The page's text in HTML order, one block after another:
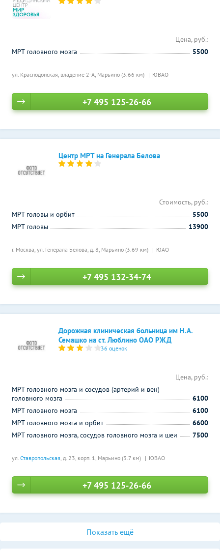
ул. Краснодонская, владение 2-А, Марьино (3.66 км) ЮВАО
Цена, руб.:
МРТ головного мозга
5500
+7 495 125-26-66
Центр МРТ на Генерала Белова
г. Москва, ул. Генерала Белова, д. 8, Марьино (3.69 км) ЮАО
Стоимость, руб.:
МРТ головы и орбит
5500
МРТ головы
13900
+7 495 132-34-74
Дорожная клиническая больница им Н.А.
Семашко на ст. Люблино ОАО РЖД
36 оценок
ул. Ставропольская, д. 23, корп. 1, Марьино (3.7 км) ЮВАО
Цена, руб.:
МРТ головного мозга и сосудов (артерий и вен)
головного мозга
6100
МРТ головного мозга
6100
МРТ головного мозга и орбит
6600
МРТ головного мозга, сосудов головного мозга и шеи
7500
+7 495 125-26-66
Показать ещё